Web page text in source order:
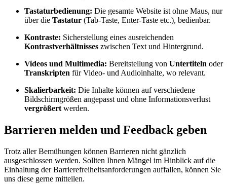
Tastaturbedienung: Die gesamte Website ist ohne Maus, nur
über die Tastatur (Tab-Taste, Enter-Taste etc.), bedienbar.
Kontraste: Sicherstellung eines ausreichenden
Kontrastverhältnisses zwischen Text und Hintergrund.
Videos und Multimedia: Bereitstellung von Untertiteln oder
Transkripten für Video- und Audioinhalte, wo relevant.
Skalierbarkeit: Die Inhalte können auf verschiedene
Bildschirmgrößen angepasst und ohne Informationsverlust
vergrößert werden.
Barrieren melden und Feedback geben
Trotz aller Bemühungen können Barrieren nicht gänzlich
ausgeschlossen werden. Sollten Ihnen Mängel im Hinblick auf die
Einhaltung der Barrierefreiheitsanforderungen auffallen, können Sie
uns diese gerne mitteilen.